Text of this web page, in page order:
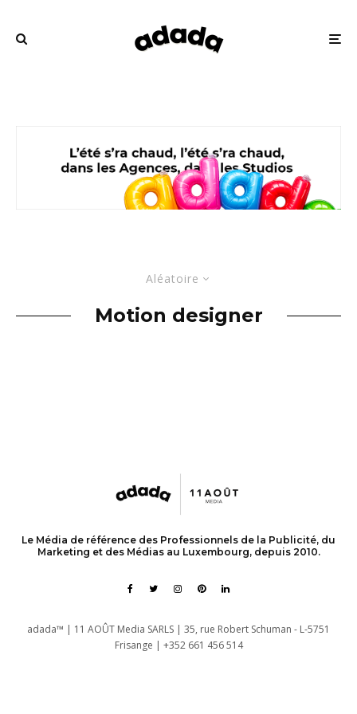
Aléatoire
Motion designer
Le Média de référence des Professionnels de la Publicité, du
Marketing et des Médias au Luxembourg, depuis 2010.
adada™ | 11 AOÛT Media SARLS | 35, rue Robert Schuman - L-5751
Frisange | +352 661 456 514